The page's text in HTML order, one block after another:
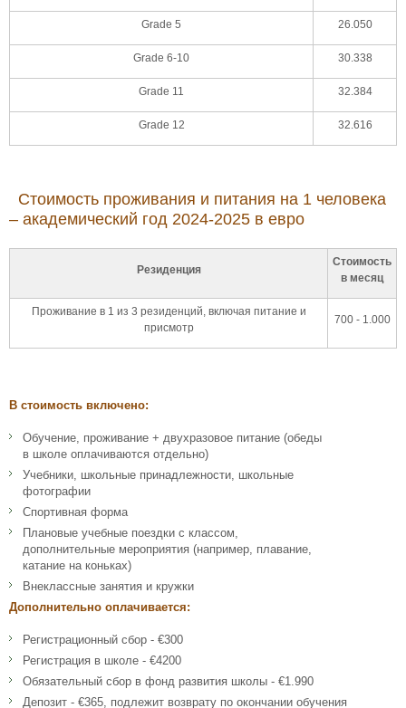
Grade 5 26.050
Grade 6-10 30.338
Grade 11 32.384
Grade 12 32.616
Стоимость проживания и питания на 1 человека
– академический год 2024-2025 в евро
Резиденция
Стоимость
в месяц
Проживание в 1 из 3 резиденций, включая питание и
присмотр
700 - 1.000
В стоимость включено:
Обучение, проживание + двухразовое питание (обеды
в школе оплачиваются отдельно)
Учебники, школьные принадлежности, школьные
фотографии
Спортивная форма
Плановые учебные поездки с классом,
дополнительные мероприятия (например, плавание,
катание на коньках)
Внеклассные занятия и кружки
Дополнительно оплачивается:
Регистрационный сбор - €300
Регистрация в школе - €4200
Обязательный сбор в фонд развития школы - €1.990
Депозит - €365, подлежит возврату по окончании обучения